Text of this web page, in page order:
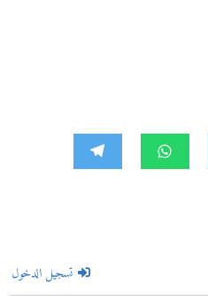
تسجيل الدخول